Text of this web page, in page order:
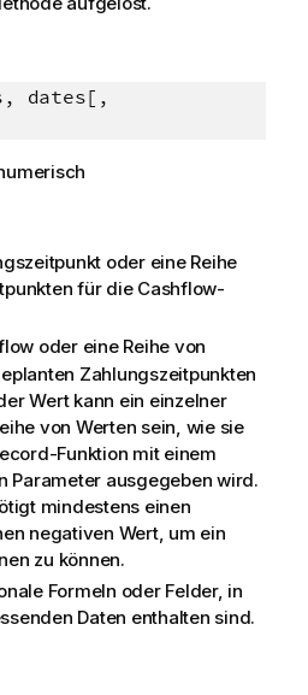
dates[,
oder eine Reihe
für die Cashflow-
oder eine Reihe von
Zahlungszeitpunkten
Wert kann ein einzelner
von Werten sein, wie sie
Funktion mit einem
Parameter ausgegeben wird.
mindestens einen
negativen Wert, um ein
zu können.
Formeln oder Felder, in
Daten enthalten sind.